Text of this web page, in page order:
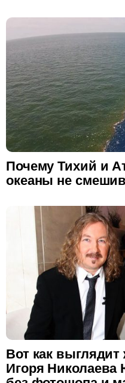
Почему Тихий и
океаны не
Вот как
Игоря Николаева